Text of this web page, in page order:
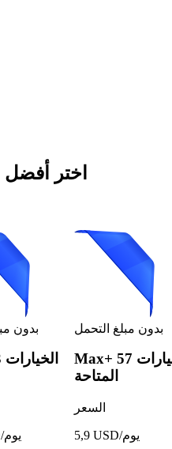
اختر أفضل
بدون
1,75 USD/يوم
بدون مبلغ التحمل
Max+ 57 الخيارات
المتاحة
السعر
5,9 USD/يوم